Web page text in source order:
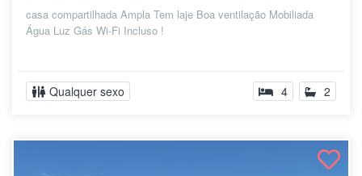
casa compartilhada Ampla Tem laje Boa ventilação Mobiliada
Água Luz Gás Wi-Fi Incluso !
Qualquer sexo 4 2